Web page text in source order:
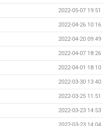
2022-05-07 19:51
2022-04-26 10:16
2022-04-20 09:49
2022-04-07 18:26
2022-04-01 18:10
2022-03-30 13:40
2022-03-25 11:51
2022-03-23 14:53